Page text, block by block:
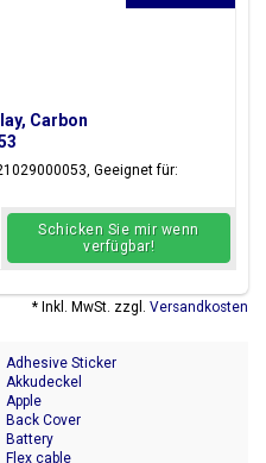
Carbon
Geeignet für:
Schicken Sie mir wenn
verfügbar!
* Inkl. MwSt. zzgl. Versandkosten
Adhesive Sticker
Akkudeckel
Apple
Back Cover
Battery
Flex cable